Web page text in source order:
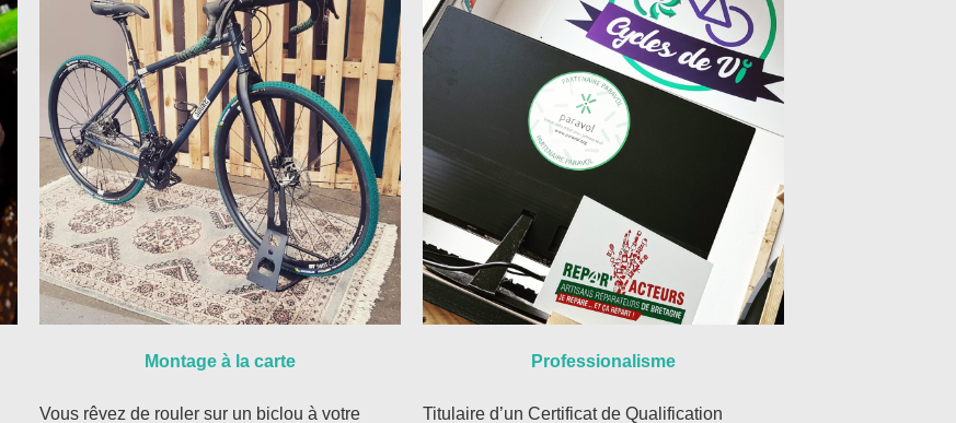
Montage à la carte Professionalisme
Vous rêvez de rouler sur un biclou à votre Titulaire d’un Certificat de Qualification